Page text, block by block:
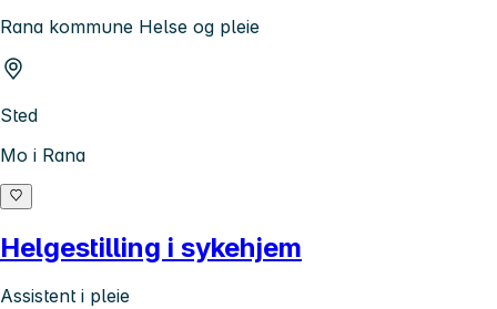
Rana kommune Helse og pleie
Sted
Mo i Rana
Helgestilling i sykehjem
Assistent i pleie